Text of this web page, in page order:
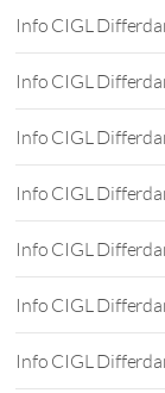
Info CIGL
Info CIGL
Info CIGL
Info CIGL
Info CIGL
Info CIGL
Info CIGL